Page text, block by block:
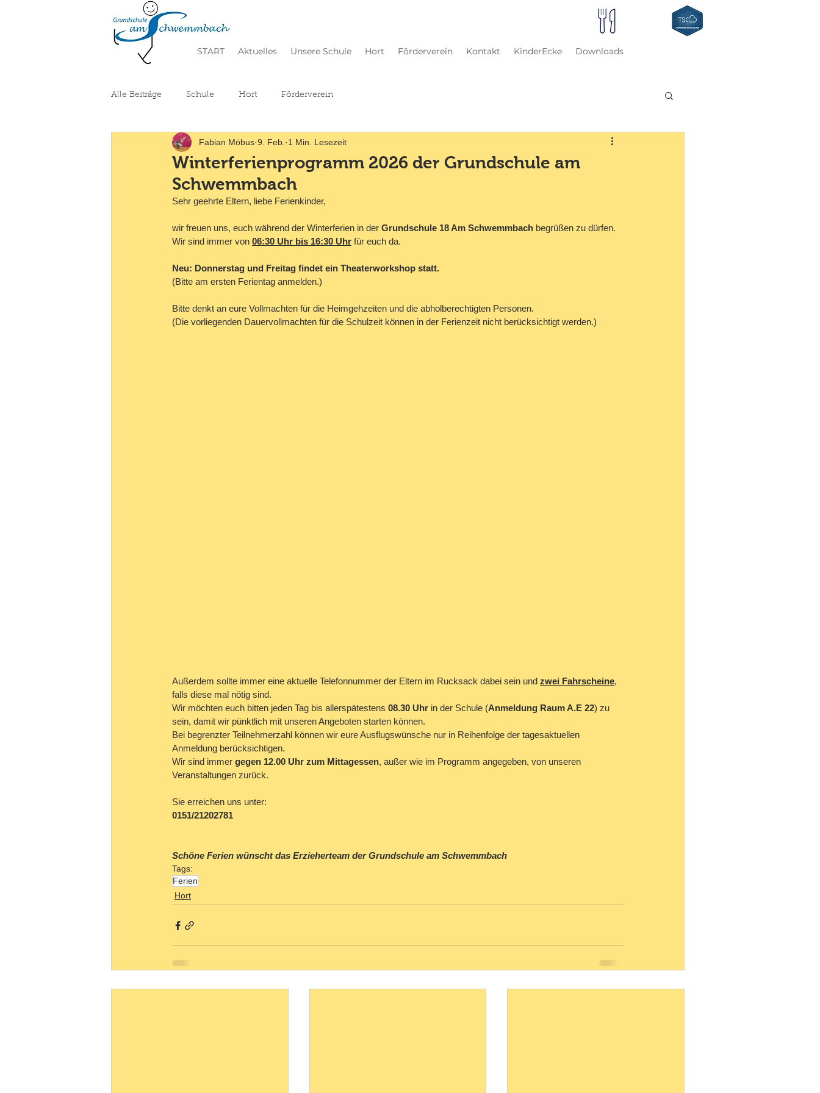
START Aktuelles Unsere Schule Hort Förderverein Kontakt KinderEcke Downloads
Alle Beiträge Schule Hort Förderverein
Winterferienprogramm 2026 der Grundschule am
Schwemmbach
Fabian Möbus 9. Feb. 1 Min. Lesezeit
Sehr geehrte Eltern, liebe Ferienkinder,
wir freuen uns, euch während der Winterferien in der Grundschule 18 Am Schwemmbach begrüßen zu dürfen.
Wir sind immer von 06:30 Uhr bis 16:30 Uhr für euch da.
Neu: Donnerstag und Freitag findet ein Theaterworkshop statt.
(Bitte am ersten Ferientag anmelden.)
Bitte denkt an eure Vollmachten für die Heimgehzeiten und die abholberechtigten Personen.
(Die vorliegenden Dauervollmachten für die Schulzeit können in der Ferienzeit nicht berücksichtigt werden.)
Außerdem sollte immer eine aktuelle Telefonnummer der Eltern im Rucksack dabei sein und zwei Fahrscheine,
falls diese mal nötig sind.
Wir möchten euch bitten jeden Tag bis allerspätestens 08.30 Uhr in der Schule (Anmeldung Raum A.E 22) zu
sein, damit wir pünktlich mit unseren Angeboten starten können.
Bei begrenzter Teilnehmerzahl können wir eure Ausflugswünsche nur in Reihenfolge der tagesaktuellen
Anmeldung berücksichtigen.
Wir sind immer gegen 12.00 Uhr zum Mittagessen, außer wie im Programm angegeben, von unseren
Veranstaltungen zurück.
Sie erreichen uns unter:
0151/21202781
Schöne Ferien wünscht das Erzieherteam der Grundschule am Schwemmbach
Tags:
Ferien
Hort